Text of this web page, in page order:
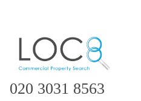
020 3031 8563